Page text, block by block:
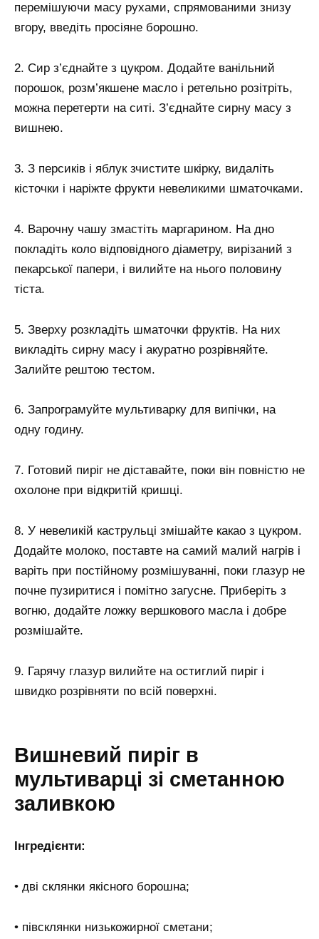
перемішуючи масу рухами, спрямованими знизу
вгору, введіть просіяне борошно.
2. Сир з’єднайте з цукром. Додайте ванільний
порошок, розм’якшене масло і ретельно розітріть,
можна перетерти на ситі. З’єднайте сирну масу з
вишнею.
3. З персиків і яблук зчистите шкірку, видаліть
кісточки і наріжте фрукти невеликими шматочками.
4. Варочну чашу змастіть маргарином. На дно
покладіть коло відповідного діаметру, вирізаний з
пекарської папери, і вилийте на нього половину
тіста.
5. Зверху розкладіть шматочки фруктів. На них
викладіть сирну масу і акуратно розрівняйте.
Залийте рештою тестом.
6. Запрограмуйте мультиварку для випічки, на
одну годину.
7. Готовий пиріг не діставайте, поки він повністю не
охолоне при відкритій кришці.
8. У невеликій каструльці змішайте какао з цукром.
Додайте молоко, поставте на самий малий нагрів і
варіть при постійному розмішуванні, поки глазур не
почне пузиритися і помітно загусне. Приберіть з
вогню, додайте ложку вершкового масла і добре
розмішайте.
9. Гарячу глазур вилийте на остиглий пиріг і
швидко розрівняти по всій поверхні.
Вишневий пиріг в
мультиварці зі сметанною
заливкою
Інгредієнти:
• дві склянки якісного борошна;
• півсклянки низькожирної сметани;